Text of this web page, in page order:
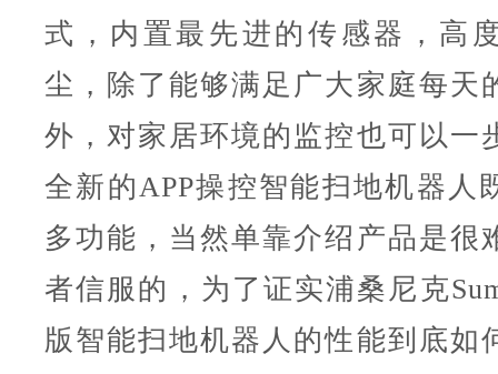
式，内置最先进的传感器，高
尘，除了能够满足广大家庭每天
外，对家居环境的监控也可以一
全新的APP操控智能扫地机器人
多功能，当然单靠介绍产品是很
者信服的，为了证实浦桑尼克
版智能扫地机器人的性能到底如